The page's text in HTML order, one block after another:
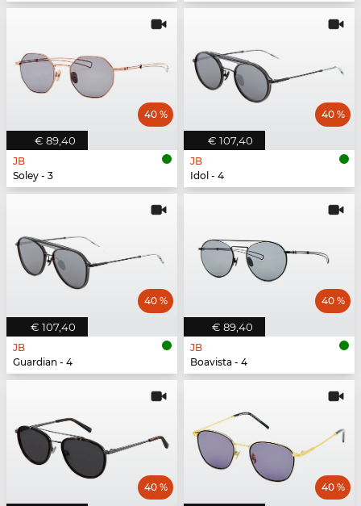
€ 89,40
40 %
JB
Soley - 3
€ 107,40
40 %
JB
Idol - 4
€ 107,40
40 %
JB
Guardian - 4
€ 89,40
40 %
JB
Boavista - 4
40 % 40 %